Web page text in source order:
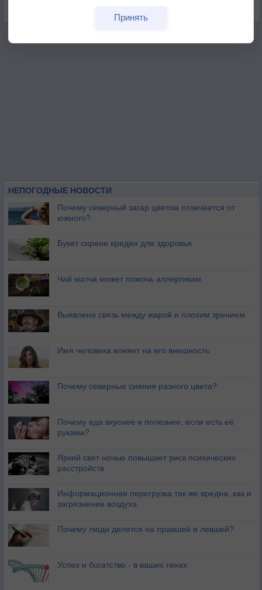
НЕПОГОДНЫЕ НОВОСТИ
Почему северный загар цветом отличается от
южного?
Букет сирени вреден для здоровья
Чай матча может помочь аллергикам
Выявлена связь между жарой и плохим зрением
Имя человека влияет на его внешность
Почему северные сияния разного цвета?
Почему еда вкуснее и полезнее, если есть её
руками?
Яркий свет ночью повышает риск психических
расстройств
Информационная перегрузка так же вредна, как и
загрязнение воздуха
Почему люди делятся на правшей и левшей?
Успех и богатство - в ваших генах
Принять